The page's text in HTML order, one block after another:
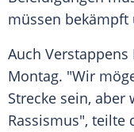
müssen bekämpft
Auch
Montag. "Wir
Strecke sein, aber
Rassismus", teilte